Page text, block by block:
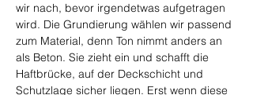
wir nach, bevor irgendetwas aufgetragen
wird. Die Grundierung wählen wir passend
zum Material, denn Ton nimmt anders an
als Beton. Sie zieht ein und schafft die
Haftbrücke, auf der Deckschicht und
Schutzlage sicher liegen. Erst wenn diese